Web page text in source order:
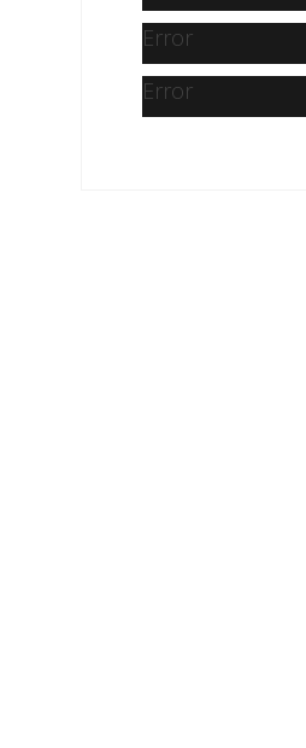
Error
Error